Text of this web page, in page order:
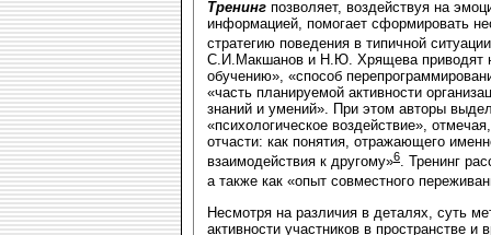
Тренинг позволяет, воздействуя на
информацией, помогает сформировать
стратегию поведения в типичной ситуации
С.И.Макшанов и Н.Ю. Хрящева приводят
обучению», «способ
«часть планируемой активности
знаний и умений». При этом авторы
«психологическое воздействие»,
отчасти: как понятия, отражающего
взаимодействия к другому»6. Тренинг
а также как «опыт совместного
Несмотря на различия в деталях, суть
активности участников в пространстве